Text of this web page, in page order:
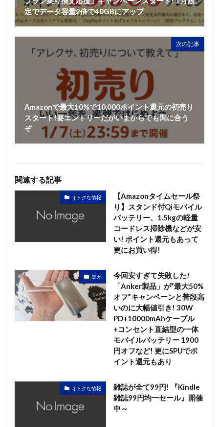
定でデータ容量2倍で40GBにアップ
次の記事
Amazonで最大10%で10,000ポイント還元の初売り
スタート!要エントリーだがいまからでも間に合う
ぞ
関連する記事
オトクな情報
【Amazonタイムセール祭
り】スタンド付Qiモバイル
バッテリー、1.5kgの軽量
コードレス掃除機などが安
い! ポイント還元もあって
更にお買い得!
楽天
今回安すぎて失敗した!
「Anker製品」が”最大50%
オフ”キャンペーンと普段高
いのに大幅値引き! 30W
PD+10000mAhケーブル
+コンセント直結型の一体
モバイルバッテリー 1900
円オフなど! 更にSPUでポ
イント還元もあり
オトクな情報
雑誌が全て99円! 『Kindle
雑誌99円均一セール』開催
中～